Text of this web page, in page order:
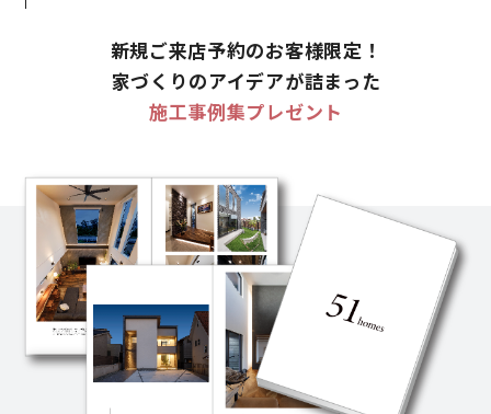
営業時間／10:00～20:00 定休日／年末年始
タップで電話をかける
来店・見学予約
新規ご来店予約のお客様限定！
家づくりのアイデアが詰まった
施工事例集プレゼント